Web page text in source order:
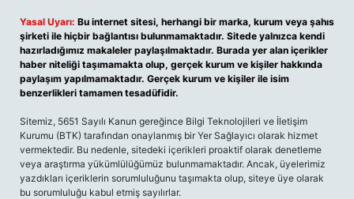
Yasal Uyarı: Bu internet sitesi, herhangi bir marka, kurum veya şahıs
şirketi ile hiçbir bağlantısı bulunmamaktadır. Sitede yalnızca kendi
hazırladığımız makaleler paylaşılmaktadır. Burada yer alan içerikler
haber niteliği taşımamakta olup, gerçek kurum ve kişiler hakkında
paylaşım yapılmamaktadır. Gerçek kurum ve kişiler ile isim
benzerlikleri tamamen tesadüfidir.
Sitemiz, 5651 Sayılı Kanun gereğince Bilgi Teknolojileri ve İletişim
Kurumu (BTK) tarafından onaylanmış bir Yer Sağlayıcı olarak hizmet
vermektedir. Bu nedenle, sitedeki içerikleri proaktif olarak denetleme
veya araştırma yükümlülüğümüz bulunmamaktadır. Ancak, üyelerimiz
yazdıkları içeriklerin sorumluluğunu taşımakta olup, siteye üye olarak
bu sorumluluğu kabul etmiş sayılırlar.